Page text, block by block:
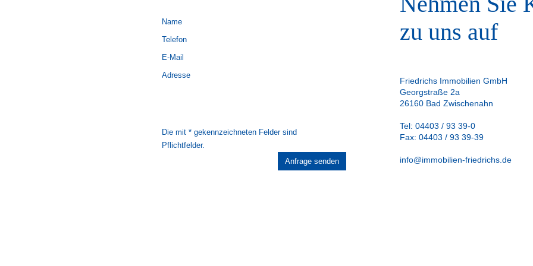
zu uns auf
Friedrichs Immobilien GmbH
Georgstraße 2a
26160 Bad Zwischenahn
Tel: 04403 / 93 39-0
Fax: 04403 / 93 39-39
info@immobilien-friedrichs.de
Name
Telefon
E-Mail
Adresse
Die mit * gekennzeichneten Felder sind
Pflichtfelder.